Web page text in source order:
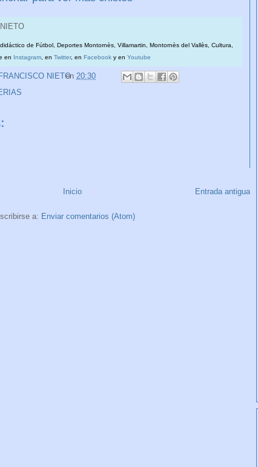
de Fútbol, Deportes Montornès, Villamartin, Montornès del Vallès, Cultura,
en Instagram , en Twitter, en Facebook y en Youtube
NIETO
en 20:30
Entrada antigua
Inicio
a: Enviar comentarios (Atom)